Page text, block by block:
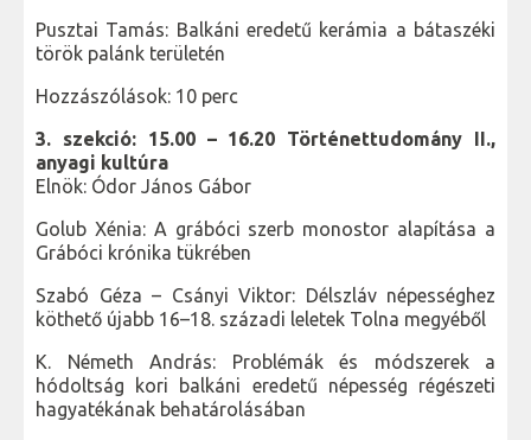
Pusztai Tamás: Balkáni eredetű kerámia a bátaszéki
török palánk területén
Hozzászólások: 10 perc
3. szekció: 15.00 – 16.20 Történettudomány II.,
anyagi kultúra
Elnök: Ódor János Gábor
Golub Xénia: A grábóci szerb monostor alapítása a
Grábóci krónika tükrében
Szabó Géza – Csányi Viktor: Délszláv népességhez
köthető újabb 16–18. századi leletek Tolna megyéből
K. Németh András: Problémák és módszerek a
hódoltság kori balkáni eredetű népesség régészeti
hagyatékának behatárolásában